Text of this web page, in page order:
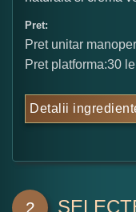
Pret:
Pret unitar
Pret platforma:30
Detalii
2